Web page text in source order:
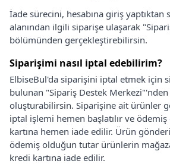
İade sürecini, hesabına giriş yaptıktan
alanından ilgili siparişe ulaşarak
bölümünden gerçekleştirebilirsin.
Siparişimi nasıl iptal edebilirim?
ElbiseBul'da siparişini iptal etmek için
bulunan "Sipariş Destek
oluşturabilirsin. Siparişine ait ürünler
iptal işlemi hemen başlatılır ve
kartına hemen iade edilir. Ürün
ödemiş olduğun tutar ürünlerin
kredi kartına iade edilir.